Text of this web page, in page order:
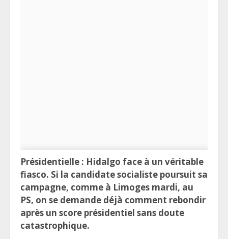
Présidentielle : Hidalgo face à un véritable
fiasco. Si la candidate socialiste poursuit sa
campagne, comme à Limoges mardi, au
PS, on se demande déjà comment rebondir
après un score présidentiel sans doute
catastrophique.